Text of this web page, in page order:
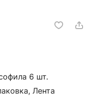
6 шт.
Лента